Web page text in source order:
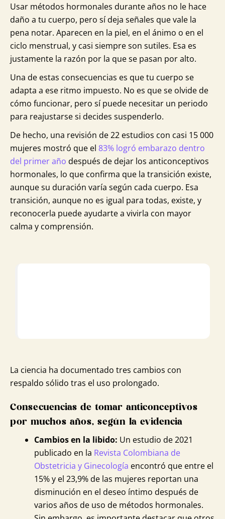
Usar métodos hormonales durante años no le hace
daño a tu cuerpo, pero sí deja señales que vale la
pena notar. Aparecen en la piel, en el ánimo o en el
ciclo menstrual, y casi siempre son sutiles. Esa es
justamente la razón por la que se pasan por alto.
Una de estas consecuencias es que tu cuerpo se
adapta a ese ritmo impuesto. No es que se olvide de
cómo funcionar, pero sí puede necesitar un periodo
para reajustarse si decides suspenderlo.
De hecho, una revisión de 22 estudios con casi 15 000
mujeres mostró que el 83% logró embarazo dentro
del primer año después de dejar los anticonceptivos
hormonales, lo que confirma que la transición existe,
aunque su duración varía según cada cuerpo. Esa
transición, aunque no es igual para todas, existe, y
reconocerla puede ayudarte a vivirla con mayor
calma y comprensión.
La ciencia ha documentado tres cambios con
respaldo sólido tras el uso prolongado.
Consecuencias de tomar anticonceptivos
por muchos años, según la evidencia
Cambios en la libido: Un estudio de 2021
publicado en la Revista Colombiana de
Obstetricia y Ginecología encontró que entre el
15% y el 23,9% de las mujeres reportan una
disminución en el deseo íntimo después de
varios años de uso de métodos hormonales.